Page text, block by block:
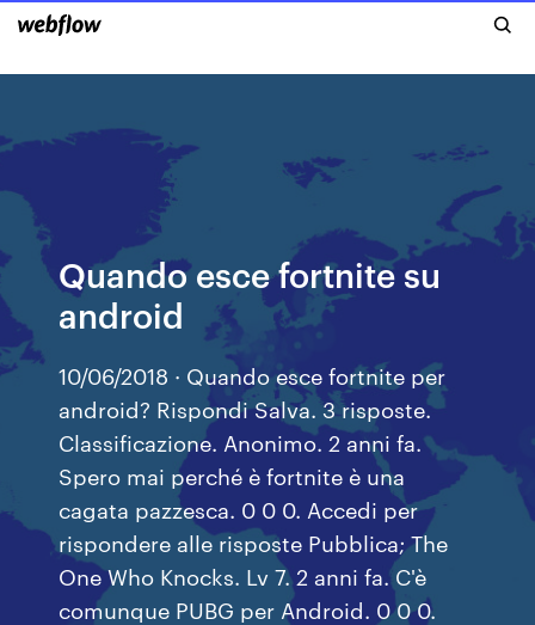
Quando esce fortnite su
android
10/06/2018 · Quando esce fortnite per
android? Rispondi Salva. 3 risposte.
Classificazione. Anonimo. 2 anni fa.
Spero mai perché è fortnite è una
cagata pazzesca. 0 0 0. Accedi per
rispondere alle risposte Pubblica; The
One Who Knocks. Lv 7. 2 anni fa. C'è
comunque PUBG per Android. 0 0 0.